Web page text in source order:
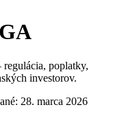
poplatky,
investorov.
28. marca 2026